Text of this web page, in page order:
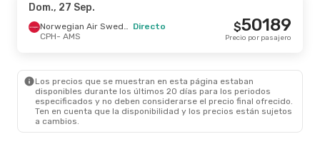
Dom., 27 Sep.
Norwegian Air Sweden Directo
CPH- AMS
50189
$
Precio por pasajero
Los precios que se muestran en esta página estaban
disponibles durante los últimos 20 días para los periodos
especificados y no deben considerarse el precio final ofrecido.
Ten en cuenta que la disponibilidad y los precios están sujetos
a cambios.